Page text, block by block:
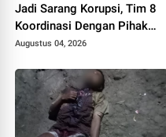
Jadi Sarang Korupsi, Tim 8
Koordinasi Dengan Pihak
Kejari Tebo
Augustus 04, 2026